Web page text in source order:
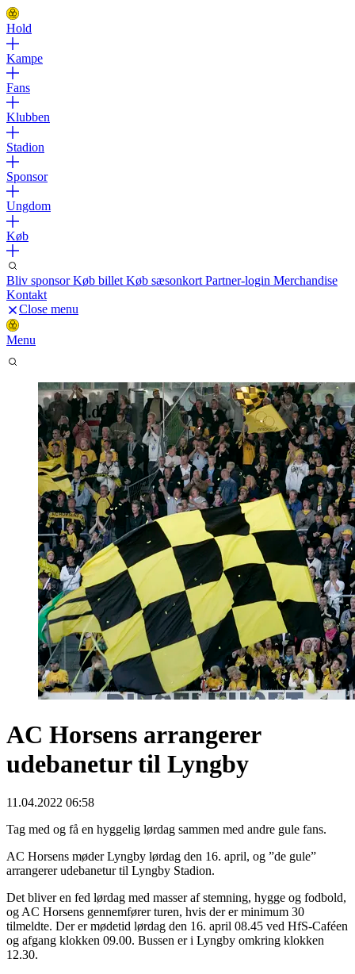
Hold
Kampe
Fans
Klubben
Stadion
Sponsor
Ungdom
Køb
Bliv sponsorKøb billet Køb sæsonkort Partner-login Merchandise
Kontakt
Close menu
Menu
AC Horsens arrangerer
udebanetur til Lyngby
11.04.2022 06:58
Tag med og få en hyggelig lørdag sammen med andre gule fans.
AC Horsens møder Lyngby lørdag den 16. april, og ”de gule”
arrangerer udebanetur til Lyngby Stadion.
Det bliver en fed lørdag med masser af stemning, hygge og fodbold,
og AC Horsens gennemfører turen, hvis der er minimum 30
tilmeldte. Der er mødetid lørdag den 16. april 08.45 ved HfS-Caféen
og afgang klokken 09.00. Bussen er i Lyngby omkring klokken
12.30.